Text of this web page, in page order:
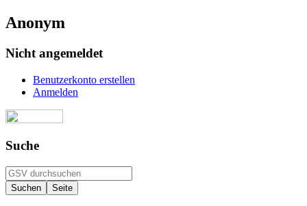
Anonym
Nicht angemeldet
Benutzerkonto erstellen
Anmelden
Suche